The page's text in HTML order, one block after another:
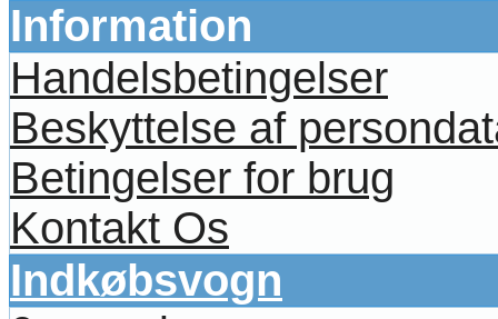
Information
Handelsbetingelser
Beskyttelse af
Betingelser for brug
Kontakt Os
Indkøbsvogn